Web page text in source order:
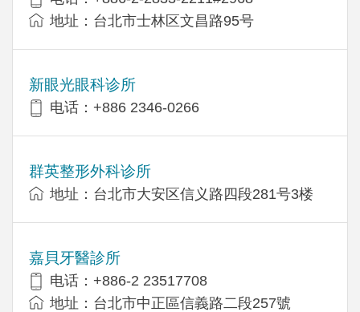
地址：台北市士林区文昌路95号
新眼光眼科诊所
电话：+886 2346-0266
群英整形外科诊所
地址：台北市大安区信义路四段281号3楼
嘉貝牙醫診所
电话：+886-2 23517708
地址：台北市中正區信義路二段257號